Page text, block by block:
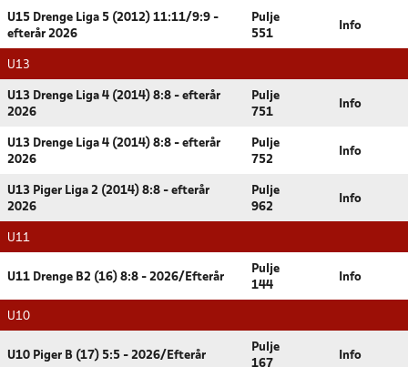
U15 Drenge Liga 5 (2012) 11:11/9:9 -
efterår 2026
Pulje
551
Info
U13
U13 Drenge Liga 4 (2014) 8:8 - efterår
2026
Pulje
751
Info
U13 Drenge Liga 4 (2014) 8:8 - efterår
2026
Pulje
752
Info
U13 Piger Liga 2 (2014) 8:8 - efterår
2026
Pulje
962
Info
U11
U11 Drenge B2 (16) 8:8 - 2026/Efterår
Pulje
144
Info
U10
U10 Piger B (17) 5:5 - 2026/Efterår
Pulje
167
Info